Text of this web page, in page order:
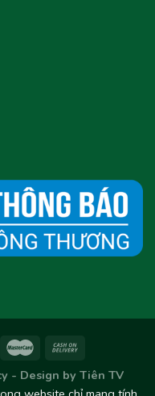
- Design by Tiên TV